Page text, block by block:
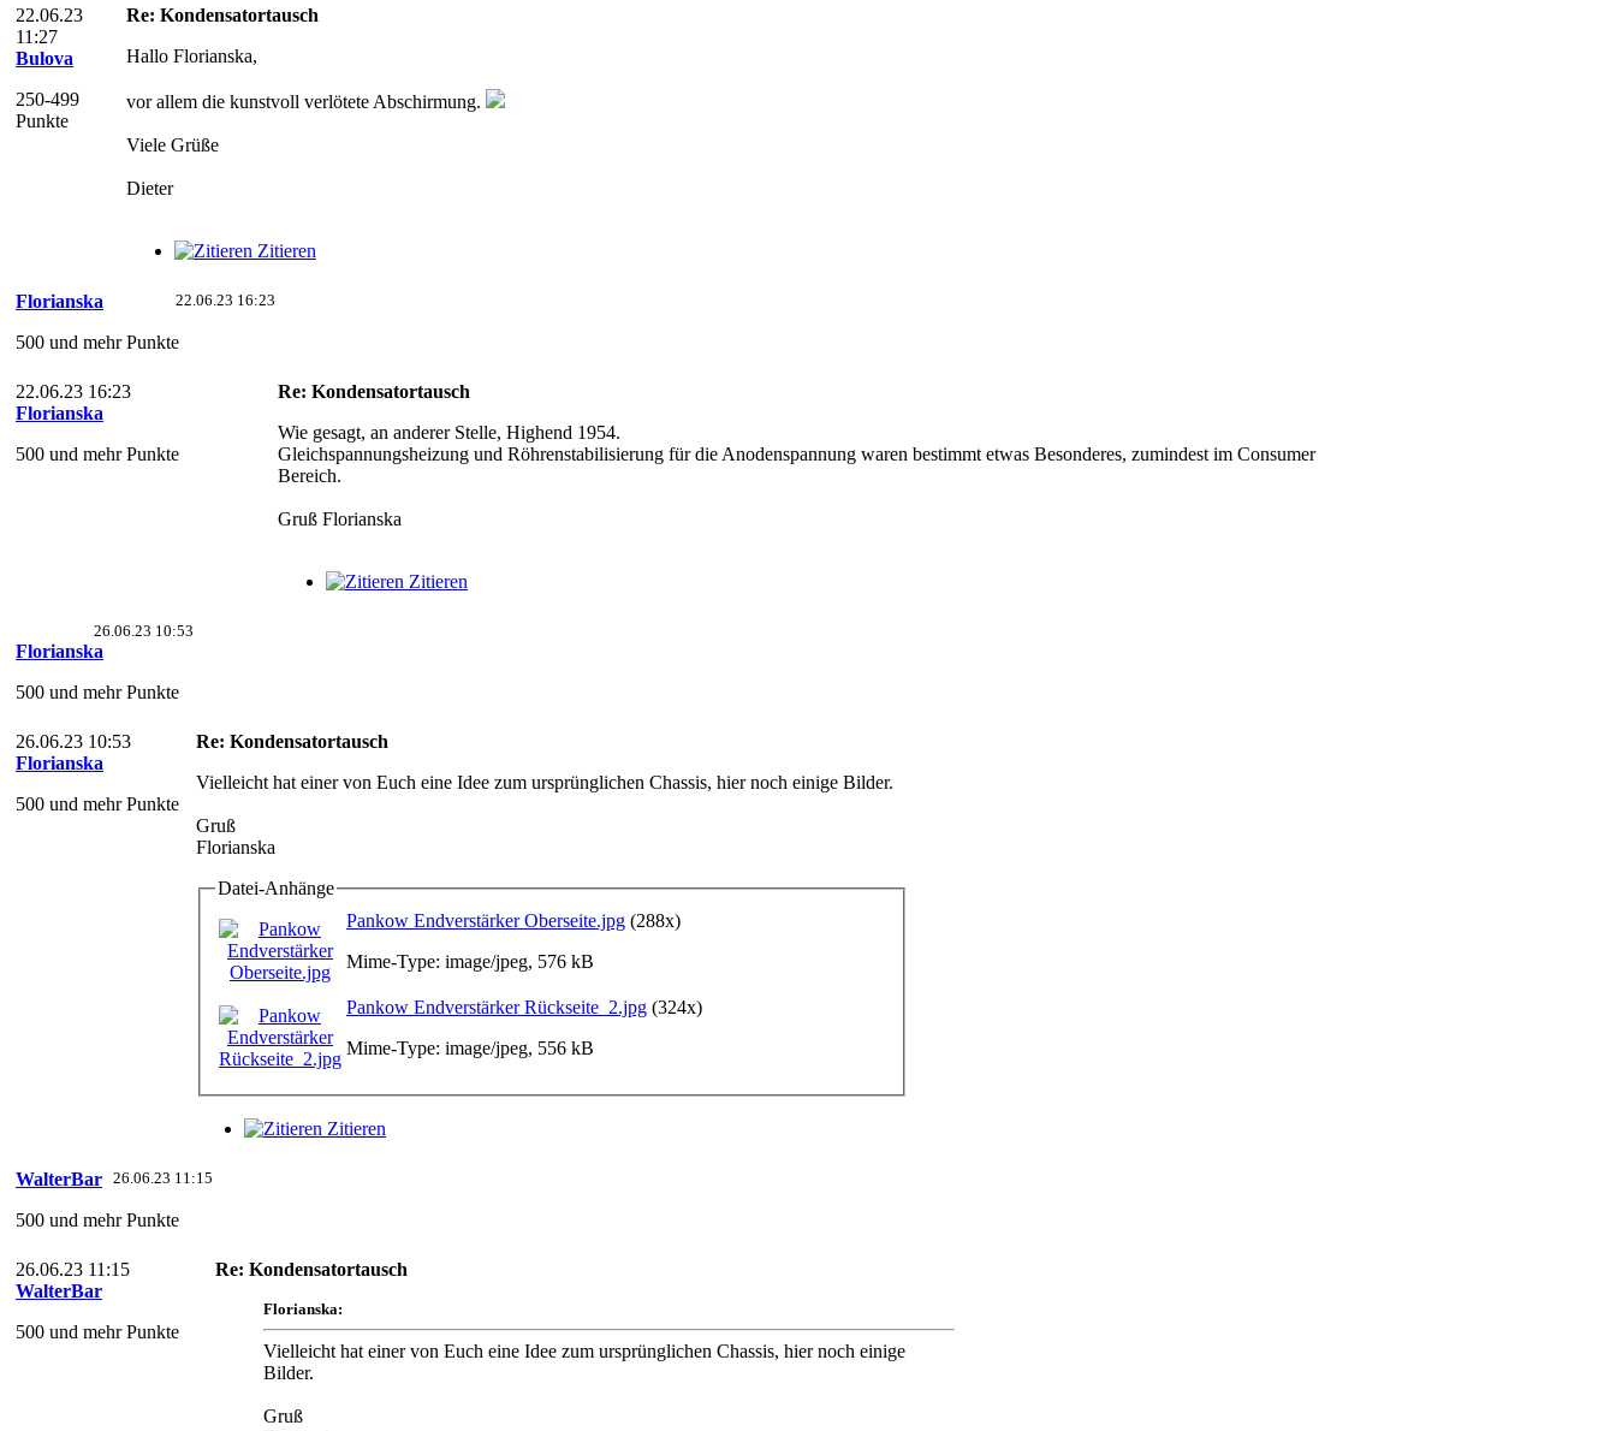
22.06.23
11:27
Bulova
250-499
Punkte
Re: Kondensatortausch
Hallo Florianska,
vor allem die kunstvoll verlötete Abschirmung.
Viele Grüße
Dieter
Zitieren
22.06.23 16:23
Florianska
500 und mehr Punkte
22.06.23 16:23
Florianska
500 und mehr Punkte
Re: Kondensatortausch
Wie gesagt, an anderer Stelle, Highend 1954.
Gleichspannungsheizung und Röhrenstabilisierung für die Anodenspannung waren bestimmt etwas Besonderes, zumindest im Consumer
Bereich.
Gruß Florianska
Zitieren
26.06.23 10:53
Florianska
500 und mehr Punkte
26.06.23 10:53
Florianska
500 und mehr Punkte
Re: Kondensatortausch
Vielleicht hat einer von Euch eine Idee zum ursprünglichen Chassis, hier noch einige Bilder.
Gruß
Florianska
Datei-Anhänge
Pankow Endverstärker Oberseite.jpg (288x)
Mime-Type: image/jpeg, 576 kB
Pankow Endverstärker Rückseite_2.jpg (324x)
Mime-Type: image/jpeg, 556 kB
Zitieren
26.06.23 11:15
WalterBar
500 und mehr Punkte
26.06.23 11:15
WalterBar
500 und mehr Punkte
Re: Kondensatortausch
Florianska:
Vielleicht hat einer von Euch eine Idee zum ursprünglichen Chassis, hier noch einige
Bilder.
Gruß